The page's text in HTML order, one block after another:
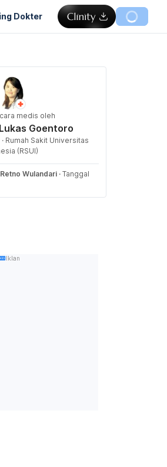
Dokter
medis oleh
Goentoro
Rumah Sakit Universitas
(RSUI)
Wulandari · Tanggal
Iklan